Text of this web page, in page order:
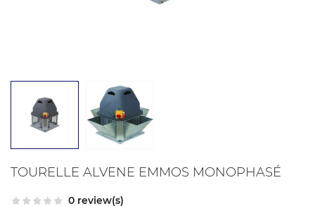
TOURELLE ALVENE EMMOS MONOPHASÉ
0 review(s)